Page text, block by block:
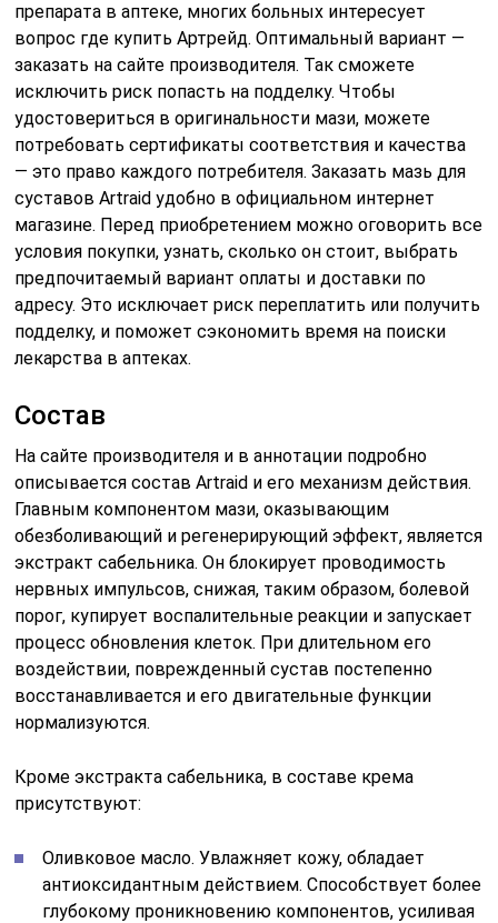
препарата в аптеке, многих больных интересует
вопрос где купить Артрейд. Оптимальный вариант —
заказать на сайте производителя. Так сможете
исключить риск попасть на подделку. Чтобы
удостовериться в оригинальности мази, можете
потребовать сертификаты соответствия и качества
— это право каждого потребителя. Заказать мазь для
суставов Artraid удобно в официальном интернет
магазине. Перед приобретением можно оговорить все
условия покупки, узнать, сколько он стоит, выбрать
предпочитаемый вариант оплаты и доставки по
адресу. Это исключает риск переплатить или получить
подделку, и поможет сэкономить время на поиски
лекарства в аптеках.
Состав
На сайте производителя и в аннотации подробно
описывается состав Artraid и его механизм действия.
Главным компонентом мази, оказывающим
обезболивающий и регенерирующий эффект, является
экстракт сабельника. Он блокирует проводимость
нервных импульсов, снижая, таким образом, болевой
порог, купирует воспалительные реакции и запускает
процесс обновления клеток. При длительном его
воздействии, поврежденный сустав постепенно
восстанавливается и его двигательные функции
нормализуются.
Кроме экстракта сабельника, в составе крема
присутствуют:
Оливковое масло. Увлажняет кожу, обладает
антиоксидантным действием. Способствует более
глубокому проникновению компонентов, усиливая